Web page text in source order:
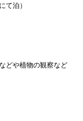
泊）
どや植物の観察など